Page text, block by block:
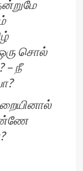
சொல்
– நீ